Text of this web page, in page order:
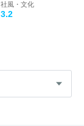
社風・文化
3.2